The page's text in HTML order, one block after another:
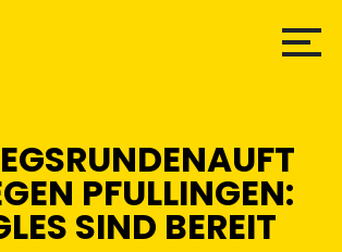
PFULLINGEN:
SIND BEREIT